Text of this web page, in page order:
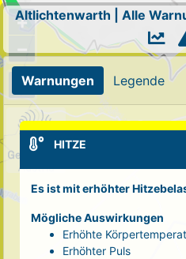
+
−
Altlichtenwarth Alle
Warnungen Legende
HITZE
Es ist mit erhöhter
Mögliche Auswirkungen
Erhöhte
Erhöhter Puls